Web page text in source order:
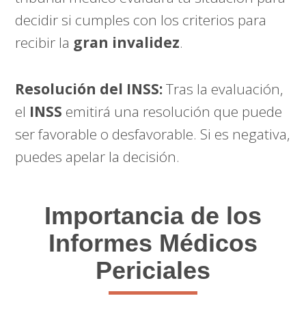
decidir si cumples con los criterios para
recibir la gran invalidez.
Resolución del INSS:Tras la evaluación,
el INSS emitirá una resolución que puede
ser favorable o desfavorable. Si es negativa,
puedes apelar la decisión.
Importancia de los
Informes Médicos
Periciales